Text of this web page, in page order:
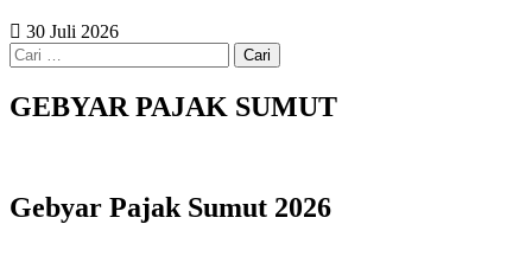
30 Juli 2026
Cari
untuk:
GEBYAR PAJAK SUMUT
Gebyar Pajak Sumut 2026